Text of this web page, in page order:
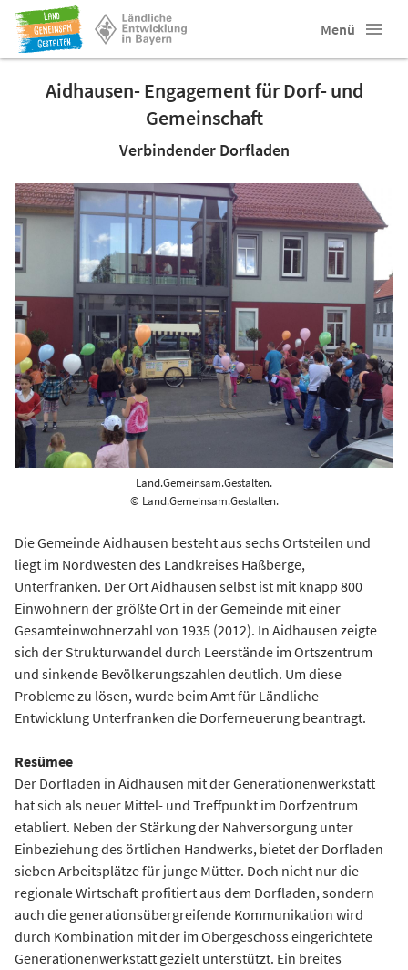
Menü
Aidhausen- Engagement für Dorf- und
Gemeinschaft
Verbindender Dorfladen
Land.Gemeinsam.Gestalten.
© Land.Gemeinsam.Gestalten.
Die Gemeinde Aidhausen besteht aus sechs Ortsteilen und
liegt im Nordwesten des Landkreises Haßberge,
Unterfranken. Der Ort Aidhausen selbst ist mit knapp 800
Einwohnern der größte Ort in der Gemeinde mit einer
Gesamteinwohnerzahl von 1935 (2012). In Aidhausen zeigte
sich der Strukturwandel durch Leerstände im Ortszentrum
und sinkende Bevölkerungszahlen deutlich. Um diese
Probleme zu lösen, wurde beim Amt für Ländliche
Entwicklung Unterfranken die Dorferneuerung beantragt.
Resümee
Der Dorfladen in Aidhausen mit der Generationenwerkstatt
hat sich als neuer Mittel- und Treffpunkt im Dorfzentrum
etabliert. Neben der Stärkung der Nahversorgung unter
Einbeziehung des örtlichen Handwerks, bietet der Dorfladen
sieben Arbeitsplätze für junge Mütter. Doch nicht nur die
regionale Wirtschaft profitiert aus dem Dorfladen, sondern
auch die generationsübergreifende Kommunikation wird
durch Kombination mit der im Obergeschoss eingerichtete
Generationenwerkstatt gezielt unterstützt. Ein breites